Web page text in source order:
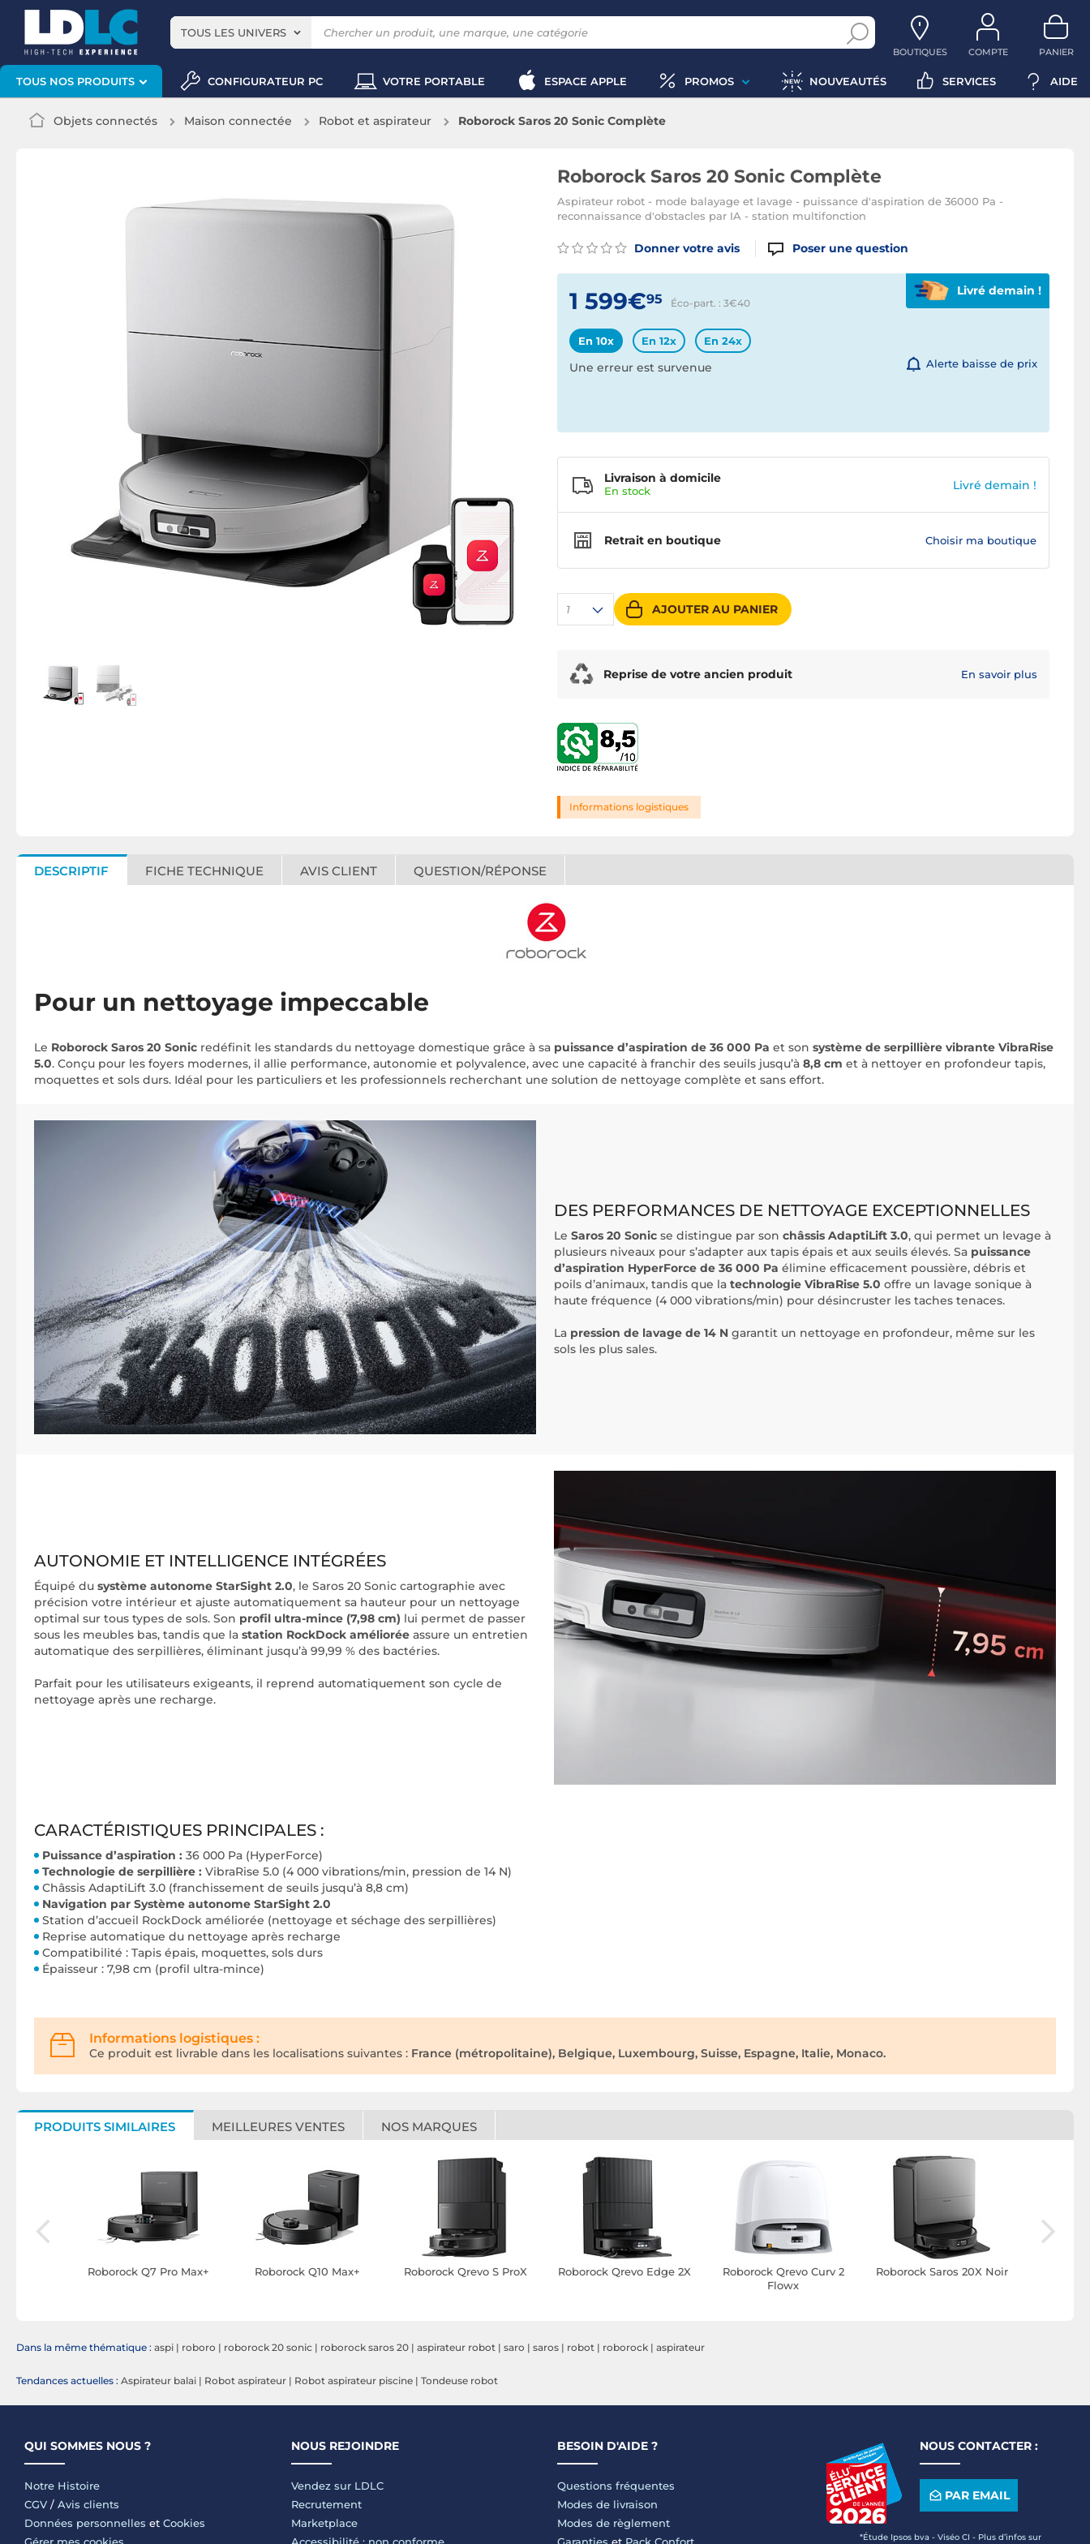
TOUS LES UNIVERS
BOUTIQUES COMPTE PANIER
TOUS NOS PRODUITS CONFIGURATEUR PC VOTRE PORTABLE ESPACE APPLE PROMOS NOUVEAUTÉS SERVICES AIDE
Objets connectés Maison connectée Robot et aspirateur Roborock Saros 20 Sonic Complète
Roborock Saros 20 Sonic Complète
Aspirateur robot - mode balayage et lavage - puissance d'aspiration de 36000 Pa -
reconnaissance d'obstacles par IA - station multifonction
Donner votre avis Poser une question
1 599€95 Éco-part. : 3€40
Livré demain !
En 10x En 12x En 24x
Une erreur est survenue Alerte baisse de prix
1 AJOUTER AU PANIER
Livraison à domicile
En stock Livré demain !
Retrait en boutique Choisir ma boutique
Reprise de votre ancien produit En savoir plus
Informations logistiques
DESCRIPTIF FICHE TECHNIQUE AVIS CLIENT QUESTION/RÉPONSE
Pour un nettoyage impeccable
Le Roborock Saros 20 Sonic redéfinit les standards du nettoyage domestique grâce à sa puissance d’aspiration de 36 000 Pa et son système de serpillière vibrante VibraRise
5.0. Conçu pour les foyers modernes, il allie performance, autonomie et polyvalence, avec une capacité à franchir des seuils jusqu’à 8,8 cm et à nettoyer en profondeur tapis,
moquettes et sols durs. Idéal pour les particuliers et les professionnels recherchant une solution de nettoyage complète et sans effort.
DES PERFORMANCES DE NETTOYAGE EXCEPTIONNELLES
Le Saros 20 Sonic se distingue par son châssis AdaptiLift 3.0, qui permet un levage à
plusieurs niveaux pour s’adapter aux tapis épais et aux seuils élevés. Sa puissance
d’aspiration HyperForce de 36 000 Pa élimine efficacement poussière, débris et
poils d’animaux, tandis que la technologie VibraRise 5.0 offre un lavage sonique à
haute fréquence (4 000 vibrations/min) pour désincruster les taches tenaces.
La pression de lavage de 14 N garantit un nettoyage en profondeur, même sur les
sols les plus sales.
AUTONOMIE ET INTELLIGENCE INTÉGRÉES
Équipé du système autonome StarSight 2.0, le Saros 20 Sonic cartographie avec
précision votre intérieur et ajuste automatiquement sa hauteur pour un nettoyage
optimal sur tous types de sols. Son profil ultra-mince (7,98 cm) lui permet de passer
sous les meubles bas, tandis que la station RockDock améliorée assure un entretien
automatique des serpillières, éliminant jusqu’à 99,99 % des bactéries.
Parfait pour les utilisateurs exigeants, il reprend automatiquement son cycle de
nettoyage après une recharge.
CARACTÉRISTIQUES PRINCIPALES :
Puissance d’aspiration : 36 000 Pa (HyperForce)
Technologie de serpillière : VibraRise 5.0 (4 000 vibrations/min, pression de 14 N)
Châssis AdaptiLift 3.0 (franchissement de seuils jusqu’à 8,8 cm)
Navigation par Système autonome StarSight 2.0
Station d’accueil RockDock améliorée (nettoyage et séchage des serpillières)
Reprise automatique du nettoyage après recharge
Compatibilité : Tapis épais, moquettes, sols durs
Épaisseur : 7,98 cm (profil ultra-mince)
Informations logistiques :
Ce produit est livrable dans les localisations suivantes : France (métropolitaine), Belgique, Luxembourg, Suisse, Espagne, Italie, Monaco.
PRODUITS SIMILAIRES MEILLEURES VENTES NOS MARQUES
Roborock Q7 Pro Max+ Roborock Q10 Max+ Roborock Qrevo S ProX Roborock Qrevo Edge 2X
Roborock Qrevo Curv 2
Flowx
Roborock Saros 20X Noir
Dans la même thématique : aspi | roboro | roborock 20 sonic | roborock saros 20 | aspirateur robot | saro | saros | robot | roborock | aspirateur
Tendances actuelles : Aspirateur balai | Robot aspirateur | Robot aspirateur piscine | Tondeuse robot
QUI SOMMES NOUS ?
Notre Histoire
CGV / Avis clients
Données personnelles et Cookies
NOUS REJOINDRE
Vendez sur LDLC
Recrutement
Marketplace
BESOIN D'AIDE ?
Questions fréquentes
Modes de livraison
Modes de règlement
NOUS CONTACTER :
PAR EMAIL
*Étude Ipsos bva - Viséo CI - Plus d’infos sur